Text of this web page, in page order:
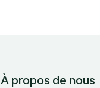
À propos de nous